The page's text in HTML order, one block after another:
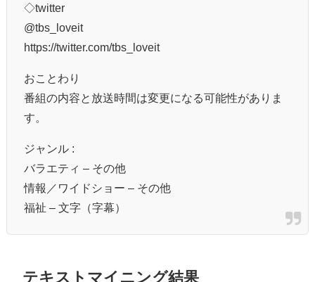
◇twitter
@tbs_loveit
https://twitter.com/tbs_loveit
おことわり
番組の内容と放送時間は変更になる可能性がありま
す。
ジャンル :
バラエティ – その他
情報／ワイドショー – その他
福祉 – 文字（字幕）
テキストマイニング結果